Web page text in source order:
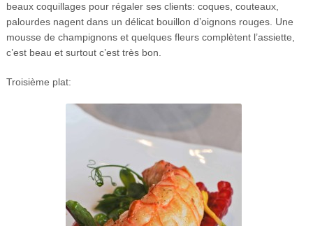
beaux coquillages pour régaler ses clients: coques, couteaux,
palourdes nagent dans un délicat bouillon d’oignons rouges. Une
mousse de champignons et quelques fleurs complètent l’assiette,
c’est beau et surtout c’est très bon.
Troisième plat: